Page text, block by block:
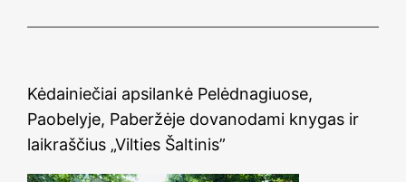
Kėdainiečiai apsilankė Pelėdnagiuose,
Paobelyje, Paberžėje dovanodami knygas ir
laikraščius „Vilties Šaltinis”